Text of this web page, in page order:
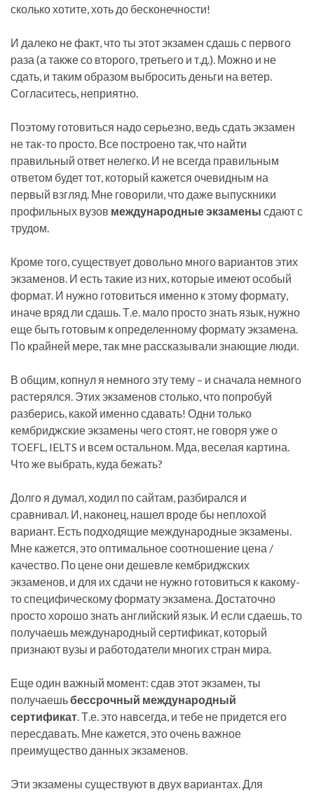
сколько хотите, хоть до бесконечности!
И далеко не факт, что ты этот экзамен сдашь с первого
раза (а также со второго, третьего и т.д.). Можно и не
сдать, и таким образом выбросить деньги на ветер.
Согласитесь, неприятно.
Поэтому готовиться надо серьезно, ведь сдать экзамен
не так-то просто. Все построено так, что найти
правильный ответ нелегко. И не всегда правильным
ответом будет тот, который кажется очевидным на
первый взгляд. Мне говорили, что даже выпускники
профильных вузов международные экзамены сдают с
трудом.
Кроме того, существует довольно много вариантов этих
экзаменов. И есть такие из них, которые имеют особый
формат. И нужно готовиться именно к этому формату,
иначе вряд ли сдашь. Т.е. мало просто знать язык, нужно
еще быть готовым к определенному формату экзамена.
По крайней мере, так мне рассказывали знающие люди.
В общим, копнул я немного эту тему – и сначала немного
растерялся. Этих экзаменов столько, что попробуй
разберись, какой именно сдавать! Одни только
кембриджские экзамены чего стоят, не говоря уже о
TOEFL, IELTS и всем остальном. Мда, веселая картина.
Что же выбрать, куда бежать?
Долго я думал, ходил по сайтам, разбирался и
сравнивал. И, наконец, нашел вроде бы неплохой
вариант. Есть подходящие международные экзамены.
Мне кажется, это оптимальное соотношение цена /
качество. По цене они дешевле кембриджских
экзаменов, и для их сдачи не нужно готовиться к какому-
то специфическому формату экзамена. Достаточно
просто хорошо знать английский язык. И если сдаешь, то
получаешь международный сертификат, который
признают вузы и работодатели многих стран мира.
Еще один важный момент: сдав этот экзамен, ты
получаешьбессрочный международный
сертификат. Т.е. это навсегда, и тебе не придется его
пересдавать. Мне кажется, это очень важное
преимущество данных экзаменов.
Эти экзамены существуют в двух вариантах. Для